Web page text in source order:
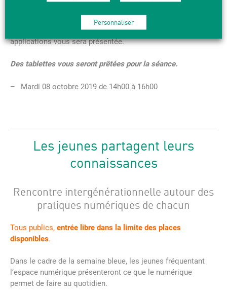
une tablette : notamment, comment installer des
applications sur une tablette. Une sélections de ces
applications vous sera présentée.
Des tablettes vous seront prêtées pour la séance.
Mardi 08 octobre 2019 de 14h00 à 16h00
Les jeunes partagent leurs
connaissances
Rencontre intergénérationnelle autour des
pratiques numériques de chacun
Tous publics, entrée libre dans la limite des places
disponibles.
Dans le cadre de la semaine bleue, les jeunes fréquentant
l’espace numérique présenteront ce que le numérique
permet de faire au quotidien.
Personnaliser